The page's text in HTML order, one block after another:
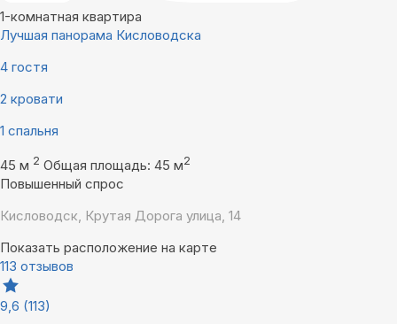
1-комнатная квартира
Лучшая панорама Кисловодска
4 гостя
2 кровати
1 спальня
45 м 2 Общая площадь: 45 м2
Повышенный спрос
Кисловодск, Крутая Дорога улица, 14
Показать расположение на карте
113 отзывов
9,6 (113)